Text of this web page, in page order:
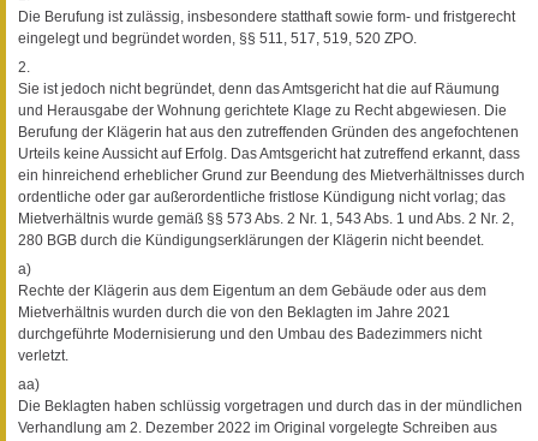
Die Berufung ist zulässig, insbesondere statthaft sowie form- und fristgerecht
eingelegt und begründet worden, §§ 511, 517, 519, 520 ZPO.
2.
Sie ist jedoch nicht begründet, denn das Amtsgericht hat die auf Räumung
und Herausgabe der Wohnung gerichtete Klage zu Recht abgewiesen. Die
Berufung der Klägerin hat aus den zutreffenden Gründen des angefochtenen
Urteils keine Aussicht auf Erfolg. Das Amtsgericht hat zutreffend erkannt, dass
ein hinreichend erheblicher Grund zur Beendung des Mietverhältnisses durch
ordentliche oder gar außerordentliche fristlose Kündigung nicht vorlag; das
Mietverhältnis wurde gemäß §§ 573 Abs. 2 Nr. 1, 543 Abs. 1 und Abs. 2 Nr. 2,
280 BGB durch die Kündigungserklärungen der Klägerin nicht beendet.
a)
Rechte der Klägerin aus dem Eigentum an dem Gebäude oder aus dem
Mietverhältnis wurden durch die von den Beklagten im Jahre 2021
durchgeführte Modernisierung und den Umbau des Badezimmers nicht
verletzt.
aa)
Die Beklagten haben schlüssig vorgetragen und durch das in der mündlichen
Verhandlung am 2. Dezember 2022 im Original vorgelegte Schreiben aus